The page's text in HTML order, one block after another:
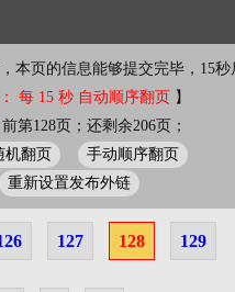
本页的信息能够提交完毕，15秒
每 15 秒 自动顺序翻页 】
第128页；还剩余206页；
机翻页
手动顺序翻页
重新设置发布外链
127 128 129